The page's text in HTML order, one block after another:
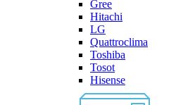
Gree
Hitachi
LG
Quattroclima
Toshiba
Tosot
Hisense